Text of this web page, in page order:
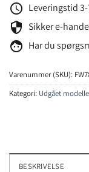
schedule Leveringstid
security Sikker e-
face Har du
Varenummer (SKU):
Kategori: Udgået
BESKRIVELSE